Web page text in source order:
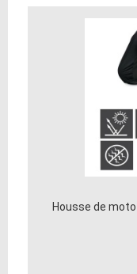
Housse de